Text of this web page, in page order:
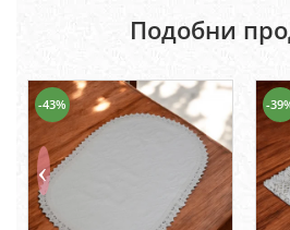
Подобни
-43% -